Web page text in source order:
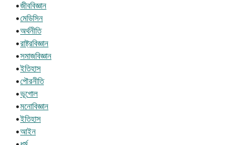
•জীববিজ্ঞান
•মেডিসিন
•অর্থনীতি
•রাষ্ট্রবিজ্ঞান
•সমাজবিজ্ঞান
•ইতিহাস
•পৌরনীতি
•ভূগোল
•মনোবিজ্ঞান
•ইতিহাস
•আইন